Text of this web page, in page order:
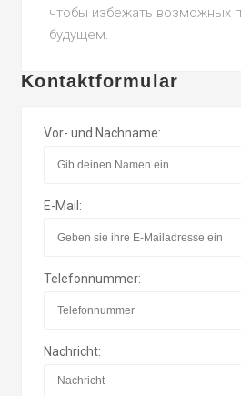
чтобы избежать возможных
будущем.
Kontaktformular
Vor- und Nachname:
E-Mail:
Telefonnummer:
Nachricht: